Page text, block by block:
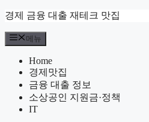
컨
츠
경제 금융 대출 재테크 맛집
메뉴
Home
경제맛집
금융 대출 정보
소상공인 지원금·정책
IT